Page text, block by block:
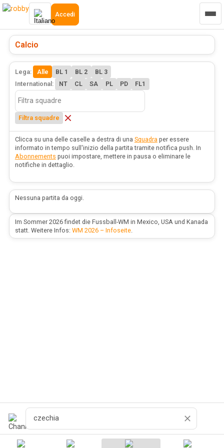
Accedi
Calcio
Lega: Alle BL 1 BL 2
BL 3
International:
NT CL SA PL PD FL1
Filtra squadre
Clicca su una delle caselle a destra di una Squadraper essere
informato in tempo sull'inizio della partita tramite notifica push. In
Abonnements puoi impostare, mettere in pausa o eliminare le
notifiche in dettaglio.
Nessuna partita da oggi.
Im Sommer 2026 findet die Fussball-WM in Mexico, USA und Kanada
statt. Weitere Infos: WM 2026 – Infoseite.
Cerca